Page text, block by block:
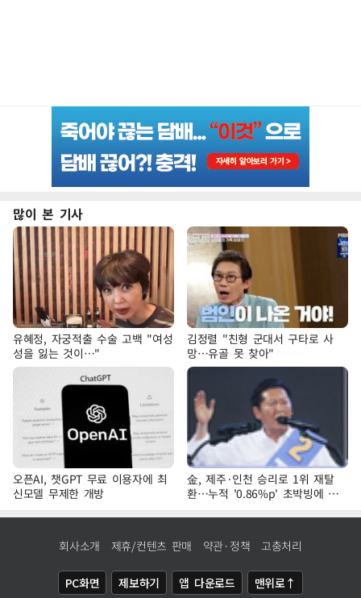
많이 본 기사
유혜정, 자궁적출 수술 고백 "여성
성을 잃는 것이…"
김정렬 "친형 군대서 구타로 사
망…유골 못 찾아"
오픈AI, 챗GPT 무료 이용자에 최
신모델 무제한 개방
金, 제주·인천 승리로 1위 재탈
환…누적 '0.86%p' 초박빙에 호
남 표심 주목
회사소개 제휴/컨텐츠 판매 약관·정책 고충처리
PC화면 제보하기 앱 다운로드 맨위로↑